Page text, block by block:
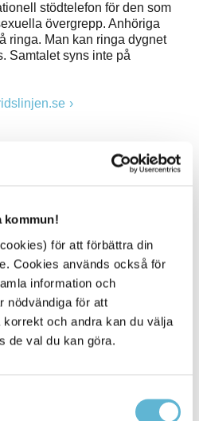
kommun!
för att förbättra din
Cookies används också för
information och
nödvändiga för att
och andra kan du välja
de val du kan göra.
stödtelefon för den som
övergrepp. Anhöriga
ringa. Man kan ringa dygnet
Samtalet syns inte på
blivit vittne till brott eller är
brottsoffer. Dit kan man ringa
vill och få stöd och information.